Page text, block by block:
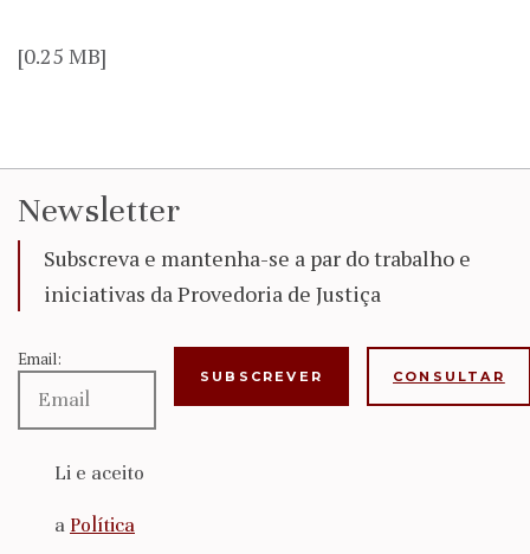
[0.25 MB]
Newsletter
Subscreva e mantenha-se a par do trabalho e
iniciativas da Provedoria de Justiça
Email:
Li e aceito
a Política
CONSULTAR